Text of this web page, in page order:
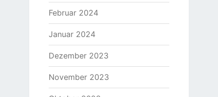
Februar 2024
Januar 2024
Dezember 2023
November 2023